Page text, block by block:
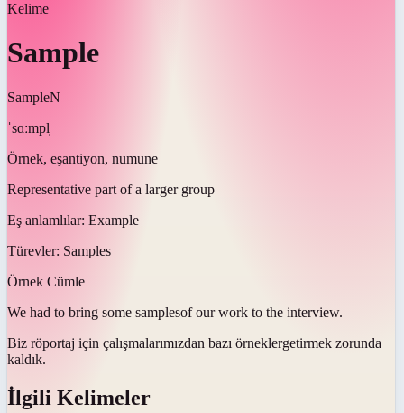
Kelime
Sample
SampleN
ˈsɑːmpl̩
Örnek, eşantiyon, numune
Representative part of a larger group
Eş anlamlılar: Example
Türevler: Samples
Örnek Cümle
We had to bring some samplesof our work to the interview.
Biz röportaj için çalışmalarımızdan bazı örneklergetirmek zorunda
kaldık.
İlgili Kelimeler